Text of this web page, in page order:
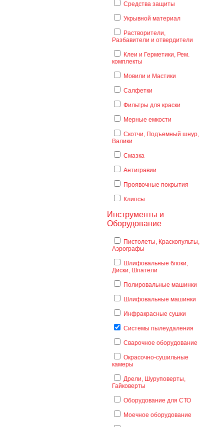
Средства защиты
Укрывной материал
Растворители,
Разбавители и отвердители
Клеи и Герметики, Рем.
комплекты
Мовили и Мастики
Салфетки
Фильтры для краски
Мерные емкости
Скотчи, Подъемный шнур,
Валики
Смазка
Антигравии
Проявочные покрытия
Клипсы
Инструменты и
Оборудование
Пистолеты, Краскопульты,
Аэрографы
Шлифовальные блоки,
Диски, Шпатели
Полировальные машинки
Шлифовальные машинки
Инфракрасные сушки
Системы пылеудаления
Сварочное оборудование
Окрасочно-сушильные
камеры
Дрели, Шуруповерты,
Гайковерты
Оборудование для СТО
Моечное оборудование